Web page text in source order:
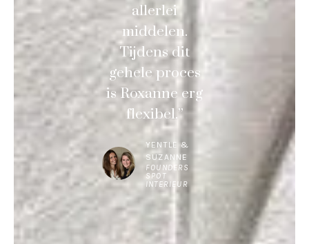
allerlei
middelen.
Tijdens dit
gehele proces
is Roxanne erg
flexibel.”
YENTLE &
SUZANNE
FOUNDERS
SPOT
INTERIEUR